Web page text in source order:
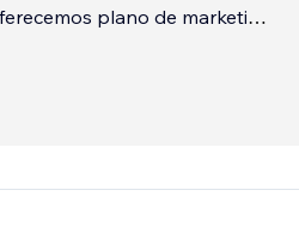
plano de marketing: